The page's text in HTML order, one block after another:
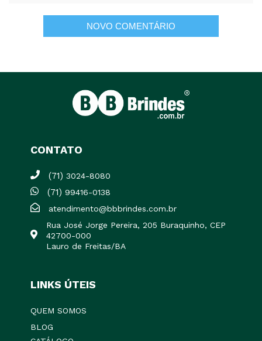
CONTATO
(71) 3024-8080
(71) 99416-0138
atendimento@bbbrindes.com.br
Rua José Jorge Pereira, 205 Buraquinho, CEP
42700-000
Lauro de Freitas/BA
LINKS ÚTEIS
QUEM SOMOS
BLOG